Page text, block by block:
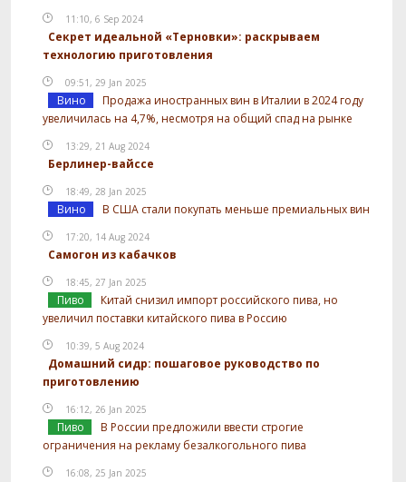
11:10, 6 Sep 2024
Секрет идеальной «Терновки»: раскрываем
технологию приготовления
09:51, 29 Jan 2025
Вино
Продажа иностранных вин в Италии в 2024 году
увеличилась на 4,7%, несмотря на общий спад на рынке
13:29, 21 Aug 2024
Берлинер-вайссе
18:49, 28 Jan 2025
Вино В США стали покупать меньше премиальных вин
17:20, 14 Aug 2024
Самогон из кабачков
18:45, 27 Jan 2025
Пиво
Китай снизил импорт российского пива, но
увеличил поставки китайского пива в Россию
10:39, 5 Aug 2024
Домашний сидр: пошаговое руководство по
приготовлению
16:12, 26 Jan 2025
Пиво
В России предложили ввести строгие
ограничения на рекламу безалкогольного пива
16:08, 25 Jan 2025